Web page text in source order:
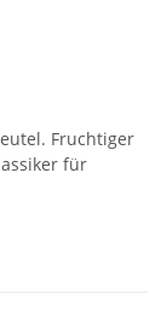
Fruchtiger
für